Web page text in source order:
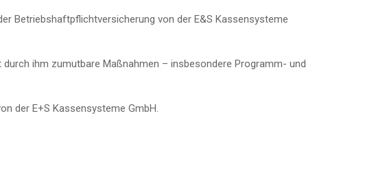
Betriebshaftpflichtversicherung von der E&S Kassensysteme
ihm zumutbare Maßnahmen – insbesondere Programm- und
der E+S Kassensysteme GmbH.